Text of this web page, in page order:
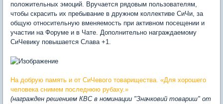
положительных эмоций. Вручается рядовым пользователям,
чтобы скрасить их пребывание в дружном коллективе СиЧи, за
общую относительную вменяемость при активном посещении и
участии на Форуме и в Чате. Дополнительно награждаемому
СиЧевику повышается Слава +1.
На добрую память и от СиЧевого товарищества. «Для хорошего
человека снимем последнюю рубаху.»
(награжден решением КВС в номинации "Значковий товариш" от